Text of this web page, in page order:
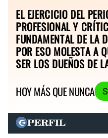
EL EJERCICIO DEL
PROFESIONAL Y
FUNDAMENTAL DE LA
POR ESO MOLESTA A
SER LOS DUEÑOS DE
HOY MÁS QUE NUNCA